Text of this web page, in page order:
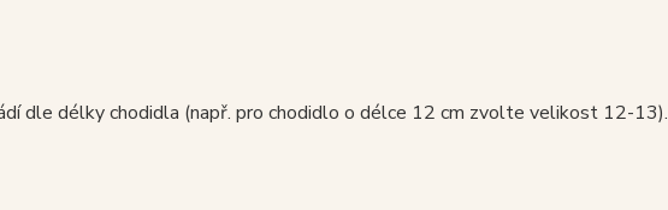
dle délky chodidla (např. pro chodidlo o délce 12 cm zvolte velikost 12-13).